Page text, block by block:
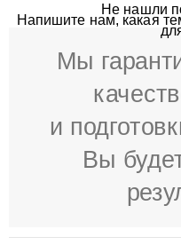
Не нашли
Напишите нам, какая
Мы
и
Вы